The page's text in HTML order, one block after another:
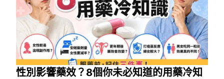
性別影響藥效？8個你未必知道的用藥冷知